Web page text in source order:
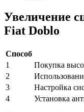
Увеличение
Fiat Doblo
Способ
1
Покупка
2
3
Настройка
4
Установка